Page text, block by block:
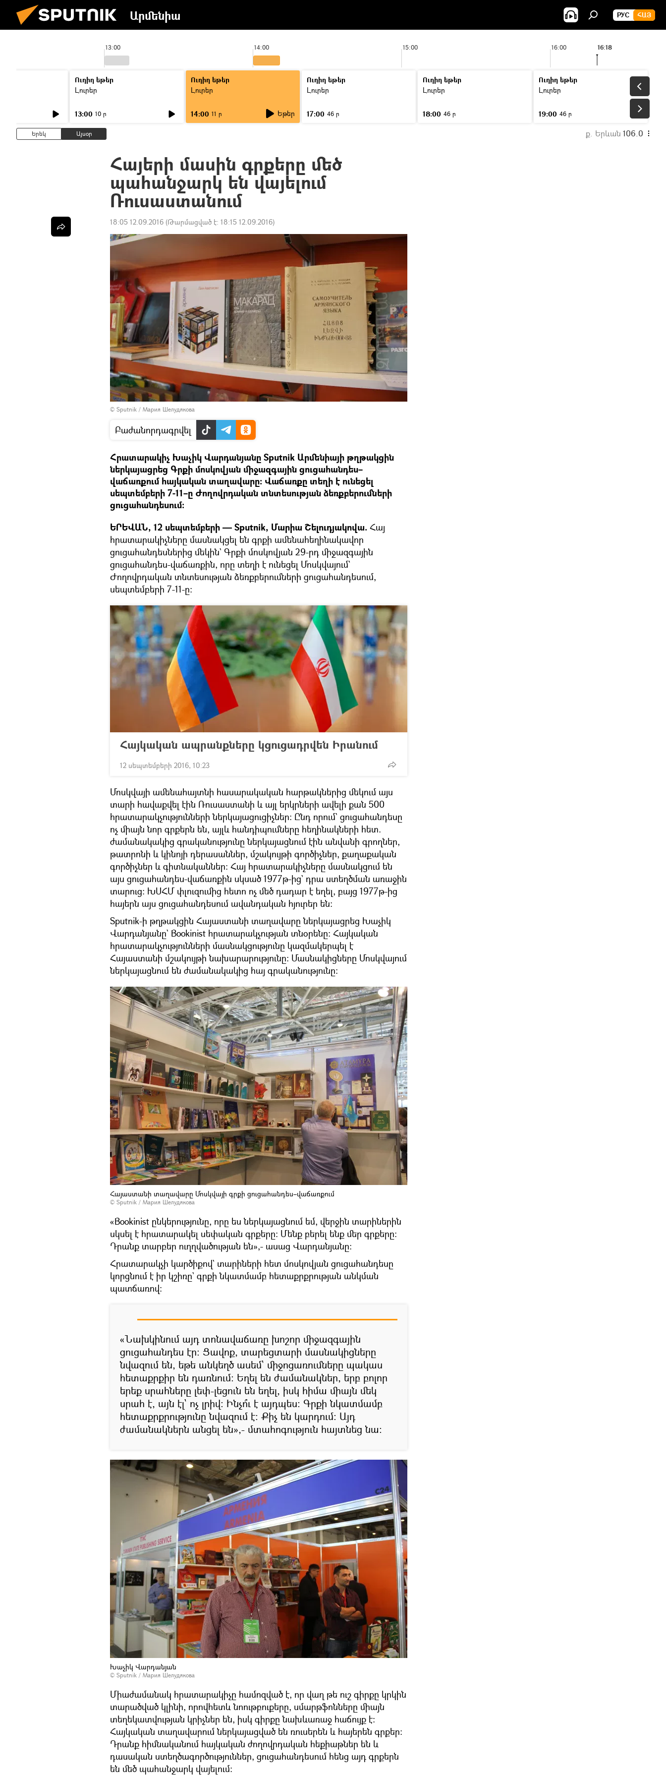
Արմենիա РУС ՀԱՅ
13:00 14:00 15:00 16:00 16:18
Ուղիղ եթեր
Լուրեր
13:00 10 ր
Ուղիղ եթեր
Լուրեր
14:00 11 ր Եթեր
Ուղիղ եթեր
Լուրեր
17:00 46 ր
Ուղիղ եթեր
Լուրեր
18:00 46 ր
Ուղիղ եթեր
Լուրեր
19:00 46 ր
Երեկ Այսօր ք. Երևան 106.0
Հայերի մասին գրքերը մեծ
պահանջարկ են վայելում
Ռուսաստանում
18:05 12.09.2016 (Թարմացված է: 18:15 12.09.2016)
© Sputnik / Мария Шелудякова
Բաժանորդագրվել
Հրատարակիչ Խաչիկ Վարդանյանը Sputnik Արմենիայի թղթակցին
ներկայացրեց Գրքի մոսկովյան միջազգային ցուցահանդես–
վաճառքում հայկական տաղավարը։ Վաճառքը տեղի է ունեցել
սեպտեմբերի 7-11–ը Ժողովրդական տնտեսության ձեռքբերումների
ցուցահանդեսում։
ԵՐԵՎԱՆ, 12 սեպտեմբերի — Sputnik, Մարիա Շելուդյակովա. Հայ
հրատարակիչները մասնակցել են գրքի ամենահեղինակավոր
ցուցահանդեսներից մեկին` Գրքի մոսկովյան 29-րդ միջազգային
ցուցահանդես-վաճառքին, որը տեղի է ունեցել Մոսկվայում`
Ժողովրդական տնտեսության ձեռքբերումների ցուցահանդեսում,
սեպտեմբերի 7-11-ը։
Հայկական ապրանքները կցուցադրվեն Իրանում
12 սեպտեմբերի 2016, 10:23
Մոսկվայի ամենահայտնի հասարակական հարթակներից մեկում այս
տարի հավաքվել էին Ռուսաստանի և այլ երկրների ավելի քան 500
հրատարակչությունների ներկայացուցիչներ։ Ընդ որում` ցուցահանդեսը
ոչ միայն նոր գրքերն են, այլև հանդիպումները հեղինակների հետ.
ժամանակակից գրականությունը ներկայացնում էին անվանի գրողներ,
թատրոնի և կինոյի դերասաններ, մշակույթի գործիչներ, քաղաքական
գործիչներ և գիտնականներ։ Հայ հրատարակիչները մասնակցում են
այս ցուցահանդես-վաճառքին սկսած 1977թ-ից` դրա ստեղծման առաջին
տարուց։ ԽՍՀՄ փլուզումից հետո ոչ մեծ դադար է եղել, բայց 1977թ-ից
հայերն այս ցուցահանդեսում ավանդական հյուրեր են։
Sputnik-ի թղթակցին Հայաստանի տաղավարը ներկայացրեց Խաչիկ
Վարդանյանը` Bookinist հրատարակչության տնօրենը։ Հայկական
հրատարակչությունների մասնակցությունը կազմակերպել է
Հայաստանի մշակույթի նախարարությունը։ Մասնակիցները Մոսկվայում
ներկայացնում են ժամանակակից հայ գրականությունը։
Հայաստանի տաղավարը Մոսկվայի գրքի ցուցահանդես–վաճառքում
© Sputnik / Мария Шелудякова
«Bookinist ընկերությունը, որը ես ներկայացնում եմ, վերջին տարիներին
սկսել է հրատարակել սեփական գրքերը։ Մենք բերել ենք մեր գրքերը։
Դրանք տարբեր ուղղվածության են»,- ասաց Վարդանյանը։
Հրատարակչի կարծիքով` տարիների հետ մոսկովյան ցուցահանդեսը
կորցնում է իր կշիռը` գրքի նկատմամբ հետաքրքրության անկման
պատճառով։
«Նախկինում այդ տոնավաճառը խոշոր միջազգային
ցուցահանդես էր։ Ցավոք, տարեցտարի մասնակիցները
նվազում են, եթե անկեղծ ասեմ` միջոցառումները պակաս
հետաքրքիր են դառնում։ Եղել են ժամանակներ, երբ բոլոր
երեք սրահները լեփ-լեցուն են եղել, իսկ հիմա միայն մեկ
սրահ է, այն էլ` ոչ լրիվ։ Ինչո՞ւ է այդպես։ Գրքի նկատմամբ
հետաքրքրությունը նվազում է։ Քիչ են կարդում։ Այդ
ժամանակներն անցել են»,- մտահոգություն հայտնեց նա։
Խաչիկ Վարդանյան
© Sputnik / Мария Шелудякова
Միաժամանակ հրատարակիչը համոզված է, որ վաղ թե ուշ գիրքը կրկին
տարածված կլինի, որովհետև նոութբուքերը, սմարթֆոնները միայն
տեղեկատվության կրիչներ են, իսկ գիրքը նախևառաջ հաճույք է։
Հայկական տաղավարում ներկայացված են ռուսերեն և հայերեն գրքեր։
Դրանք հիմնականում հայկական ժողովրդական հեքիաթներ են և
դասական ստեղծագործություններ, ցուցահանդեսում հենց այդ գրքերն
են մեծ պահանջարկ վայելում։